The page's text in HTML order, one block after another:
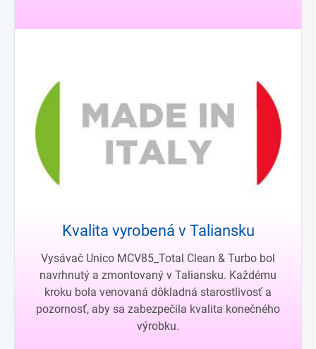
Kvalita vyrobená v Taliansku
Vysávač Unico MCV85_Total Clean & Turbo bol
navrhnutý a zmontovaný v Taliansku. Každému
kroku bola venovaná dôkladná starostlivosť a
pozornosť, aby sa zabezpečila kvalita konečného
výrobku.